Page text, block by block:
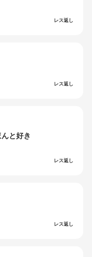
レス返し
レス返し
と好き
レス返し
レス返し